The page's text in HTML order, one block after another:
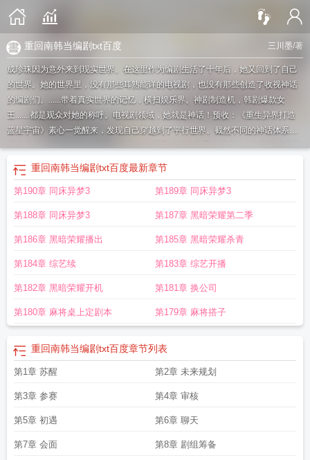
三川墨/著
重回南韩当编剧txt百度
成珍珠因为意外来到现实世界。在这里作为编剧生活了十年后，她又回到了自己
的世界。她的世界里，没有那些耳熟能详的电视剧，也没有那些创造了收视神话
的编剧们。......带着真实世界的记忆，横扫娱乐界。神剧制造机，韩剧爆款女
王.......都是观众对她的称呼。电视剧领域，她就是神话！预收：《重生异界打造
蓝星宇宙》素心一觉醒来，发现自己穿越到了平行世界。截然不同的神话体系和
界里打造一个蓝星宇宙。※重要的事说三遍，文抄公，文抄公，文抄公；※设定是
衍生世界，原著其他人物涉及少，没看过不影响看文；※纯爽文，受不了文抄公
情节请直接退出，和平看文。
重回南韩当编剧 笔趣阁韩版重回18岁演员表
读重回南韩当编剧免费 重回南韩当编剧免费观看重回南韩当编剧分节阅读
回南韩当编剧(三川墨)重回南韩当编剧番外重回南韩当编剧番外百度
剧男主重回过去重回南韩当编剧 作者三川墨重回南韩当编剧百度
天王 重回南韩当编剧全文免费阅读 重回南韩当编剧无错版
党韩剧重回20年叫什么重回南韩当编剧笔趣阁 重回南韩当编剧三川墨笔趣
阁重回南韩当编剧22重回南韩当编剧的重回南韩当编剧TXT重回南韩当编剧
by三川墨重回南韩当编剧 三川墨笔趣阁重回南韩当编剧免费阅读
编剧txt盘重回南韩当编剧txt
重回南韩当编剧txt百度最新章节
第190章 同床异梦3 第189章 同床异梦3
第188章 同床异梦3 第187章 黑暗荣耀第二季
第186章 黑暗荣耀播出 第185章 黑暗荣耀杀青
第184章 综艺续 第183章 综艺开播
第182章 黑暗荣耀开机 第181章 换公司
第180章 麻将桌上定剧本 第179章 麻将搭子
重回南韩当编剧txt百度章节列表
第1章 苏醒 第2章 未来规划
第3章 参赛 第4章 审核
第5章 初遇 第6章 聊天
第7章 会面 第8章 剧组筹备